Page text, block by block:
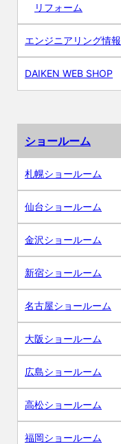
リフォーム
エンジニアリング情報
DAIKEN WEB SHOP
ショールーム
札幌ショールーム
仙台ショールーム
金沢ショールーム
新宿ショールーム
名古屋ショールーム
大阪ショールーム
広島ショールーム
高松ショールーム
福岡ショールーム